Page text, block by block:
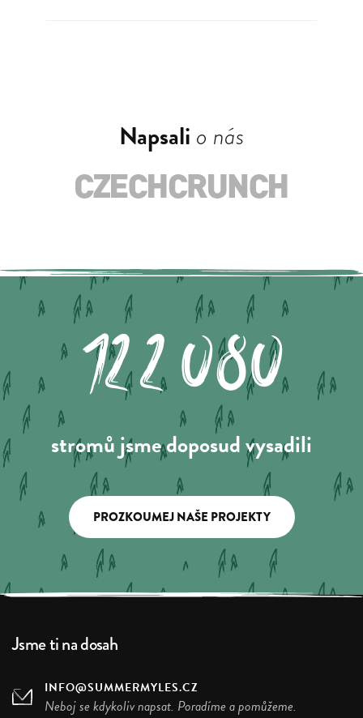
Napsali o nás
122.080
stromů jsme doposud vysadili
PROZKOUMEJ NAŠE PROJEKTY
Jsme ti na dosah
INFO@SUMMERMYLES.CZ
Neboj se kdykoliv napsat. Poradíme a pomůžeme.